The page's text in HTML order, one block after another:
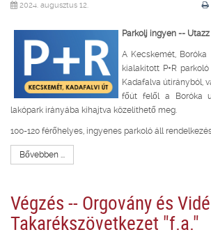
2024. augusztus 12.
Parkolj ingyen --
A Kecskemét,
kialakított P+R
Kadafalva útirányból,
főút felől a Boróka
lakópark irányába kihajtva közelíthető meg.
100-120 férőhelyes, ingyenes parkoló áll
Bővebben ...
Végzés -- Orgovány és
Takarékszövetkezet "f.a."